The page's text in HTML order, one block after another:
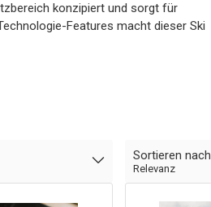
konzipiert und sorgt für
Features macht dieser Ski
Sortieren nach
Relevanz